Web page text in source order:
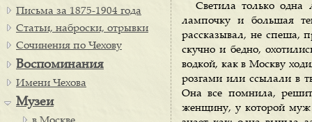
Светила только одна
лампочку и большая
рассказывал, не спеша,
скучно и бедно,
водкой, как в Москву
розгами или ссылали в
Она все помнила,
женщину, у которой муж
Письма за 1875-1904 года
Статьи, наброски, отрывки
Сочинения по Чехову
Воспоминания
Имени Чехова
Музеи